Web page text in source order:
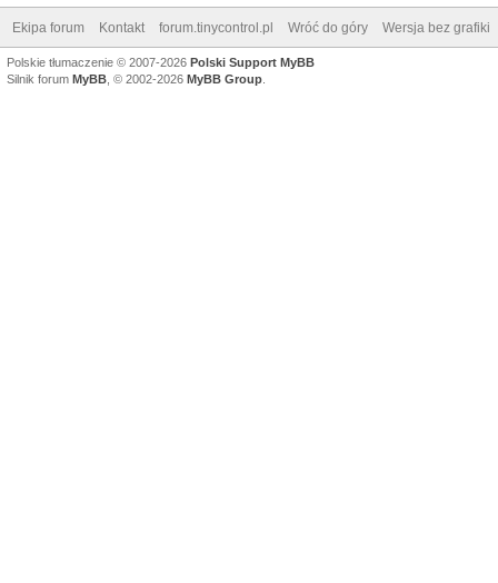
Ekipa forum Kontakt forum.tinycontrol.pl Wróć do góry Wersja bez grafiki
Polskie tłumaczenie © 2007-2026 Polski Support MyBB
Silnik forum MyBB , © 2002-2026 MyBB Group